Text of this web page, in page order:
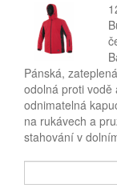
Pánská,
odolná proti
odnimatelná
na rukávech a
stahování v